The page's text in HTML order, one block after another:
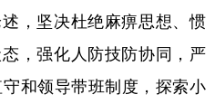
，坚决杜绝麻痹思想、惯
，强化人防技防协同，严
和领导带班制度，探索小